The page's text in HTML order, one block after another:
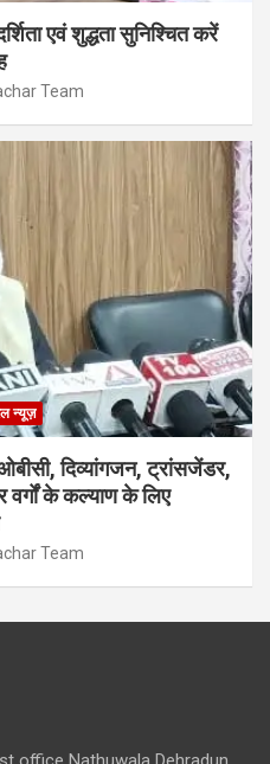
एवं शुद्धता सुनिश्चित करें
Team
न्यूज़
दिव्यांगजन, ट्रांसजेंडर,
वर्गों के कल्याण के लिए
Team